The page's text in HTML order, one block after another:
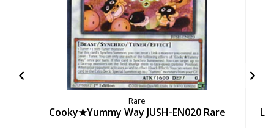
Rare
Cooky★Yummy Way JUSH-EN020 Rare